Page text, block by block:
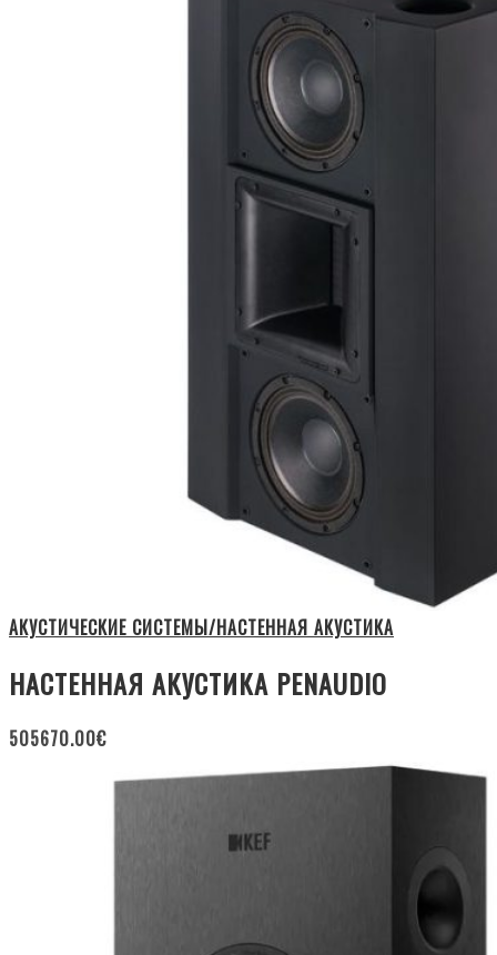
АКУСТИЧЕСКИЕ СИСТЕМЫ/НАСТЕННАЯ АКУСТИКА
НАСТЕННАЯ АКУСТИКА PENAUDIO
505670.00€